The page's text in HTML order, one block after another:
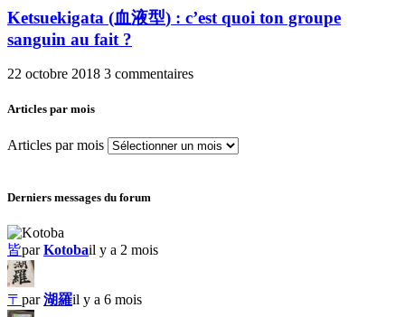
Ketsuekigata (血液型) : c’est quoi ton groupe
sanguin au fait ?
22 octobre 2018 3 commentaires
Articles par mois
Articles par mois
Derniers messages du forum
皆parKotobail y a 2 mois
〒 par湖羅il y a 6 mois